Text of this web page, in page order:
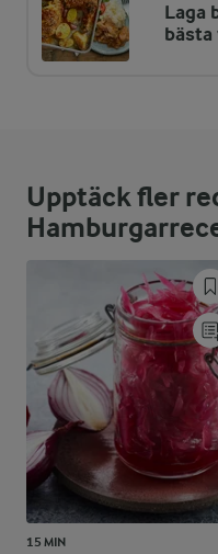
NÄRINGSVÄRDEN
Fett:
43,5 %
18,4 g
Laga
bästa
Upptäck fler
15 MIN